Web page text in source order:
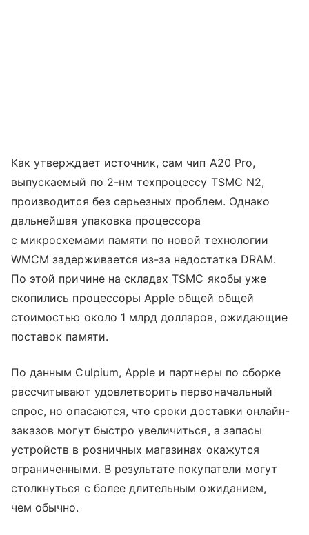
Как утверждает источник, сам чип A20 Pro,
выпускаемый по 2-нм техпроцессу TSMC N2,
производится без серьезных проблем. Однако
дальнейшая упаковка процессора
с микросхемами памяти по новой технологии
WMCM задерживается из-за недостатка DRAM.
По этой причине на складах TSMC якобы уже
скопились процессоры Apple общей общей
стоимостью около 1 млрд долларов, ожидающие
поставок памяти.
По данным Culpium, Apple и партнеры по сборке
рассчитывают удовлетворить первоначальный
спрос, но опасаются, что сроки доставки онлайн-
заказов могут быстро увеличиться, а запасы
устройств в розничных магазинах окажутся
ограниченными. В результате покупатели могут
столкнуться с более длительным ожиданием,
чем обычно.